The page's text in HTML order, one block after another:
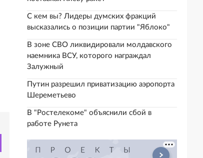
С кем вы? Лидеры думских фракций
высказались о позиции партии "Яблоко"
В зоне СВО ликвидировали молдавского
наемника ВСУ, которого награждал
Залужный
Путин разрешил приватизацию аэропорта
Шереметьево
В "Ростелекоме" объяснили сбой в
работе Рунета